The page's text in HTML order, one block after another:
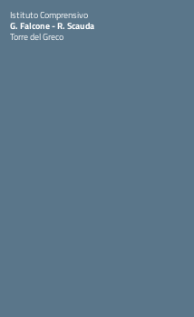
Istituto Comprensivo
G. Falcone - R. Scauda
Torre del Greco